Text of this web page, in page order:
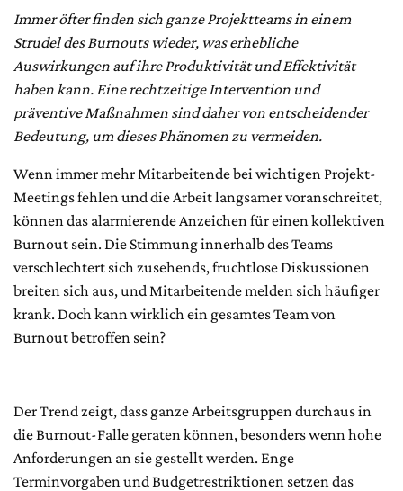
Immer öfter finden sich ganze Projektteams in einem
Strudel des Burnouts wieder, was erhebliche
Auswirkungen auf ihre Produktivität und Effektivität
haben kann. Eine rechtzeitige Intervention und
präventive Maßnahmen sind daher von entscheidender
Bedeutung, um dieses Phänomen zu vermeiden.
Wenn immer mehr Mitarbeitende bei wichtigen Projekt-
Meetings fehlen und die Arbeit langsamer voranschreitet,
können das alarmierende Anzeichen für einen kollektiven
Burnout sein. Die Stimmung innerhalb des Teams
verschlechtert sich zusehends, fruchtlose Diskussionen
breiten sich aus, und Mitarbeitende melden sich häufiger
krank. Doch kann wirklich ein gesamtes Team von
Burnout betroffen sein?
Der Trend zeigt, dass ganze Arbeitsgruppen durchaus in
die Burnout-Falle geraten können, besonders wenn hohe
Anforderungen an sie gestellt werden. Enge
Terminvorgaben und Budgetrestriktionen setzen das